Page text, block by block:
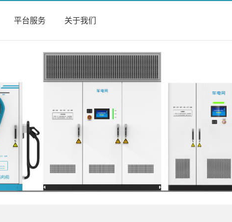
平台服务 关于我们